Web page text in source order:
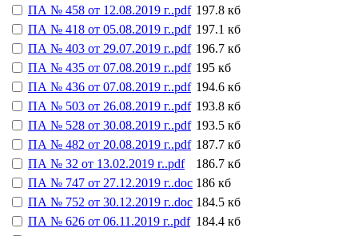
ПА № 458 от 12.08.2019 г..pdf 197.8 кб
ПА № 418 от 05.08.2019 г..pdf 197.1 кб
ПА № 403 от 29.07.2019 г..pdf 196.7 кб
ПА № 435 от 07.08.2019 г..pdf 195 кб
ПА № 436 от 07.08.2019 г..pdf 194.6 кб
ПА № 503 от 26.08.2019 г..pdf 193.8 кб
ПА № 528 от 30.08.2019 г..pdf 193.5 кб
ПА № 482 от 20.08.2019 г..pdf 187.7 кб
ПА № 32 от 13.02.2019 г..pdf
186.7 кб
ПА № 747 от 27.12.2019 г..doc 186 кб
ПА № 752 от 30.12.2019 г..doc 184.5 кб
ПА № 626 от 06.11.2019 г..pdf 184.4 кб